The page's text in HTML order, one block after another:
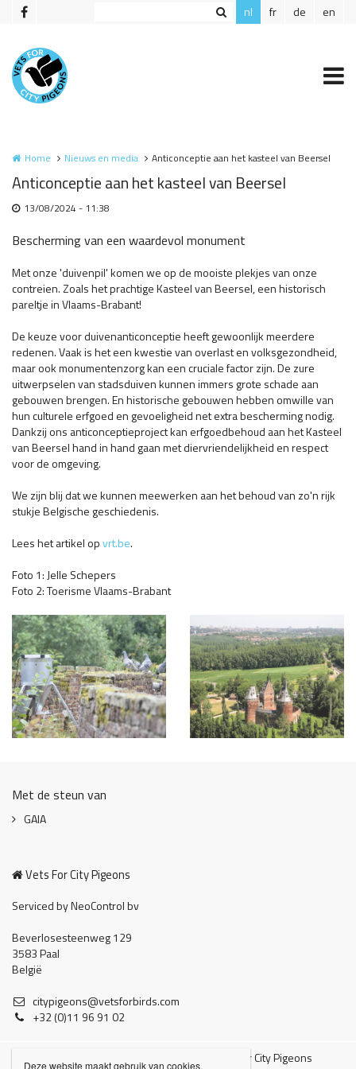
Overslaan en naar de inhoud gaan nl fr de en
Home Nieuws en media Anticonceptie aan het kasteel van Beersel
Anticonceptie aan het kasteel van Beersel
13/08/2024 - 11:38
Bescherming van een waardevol monument
Met onze 'duivenpil' komen we op de mooiste plekjes van onze
contreien. Zoals het prachtige Kasteel van Beersel, een historisch
pareltje in Vlaams-Brabant!
De keuze voor duivenanticonceptie heeft gewoonlijk meerdere
redenen. Vaak is het een kwestie van overlast en volksgezondheid,
maar ook monumentenzorg kan een cruciale factor zijn. De zure
uitwerpselen van stadsduiven kunnen immers grote schade aan
gebouwen brengen. En historische gebouwen hebben omwille van
hun culturele erfgoed en gevoeligheid net extra bescherming nodig.
Dankzij ons anticonceptieproject kan erfgoedbehoud aan het Kasteel
van Beersel hand in hand gaan met diervriendelijkheid en respect
voor de omgeving.
We zijn blij dat we kunnen meewerken aan het behoud van zo'n rijk
stukje Belgische geschiedenis.
Lees het artikel opvrt.be.
Foto 1: Jelle Schepers
Foto 2: Toerisme Vlaams-Brabant
Met de steun van
GAIA
Vets For City Pigeons
Serviced by NeoControl bv
Beverlosesteenweg 129
3583 Paal
België
citypigeons@vetsforbirds.com
+32 (0)11 96 91 02
© 2026 Vets For City Pigeons
Deze website maakt gebruik van cookies.